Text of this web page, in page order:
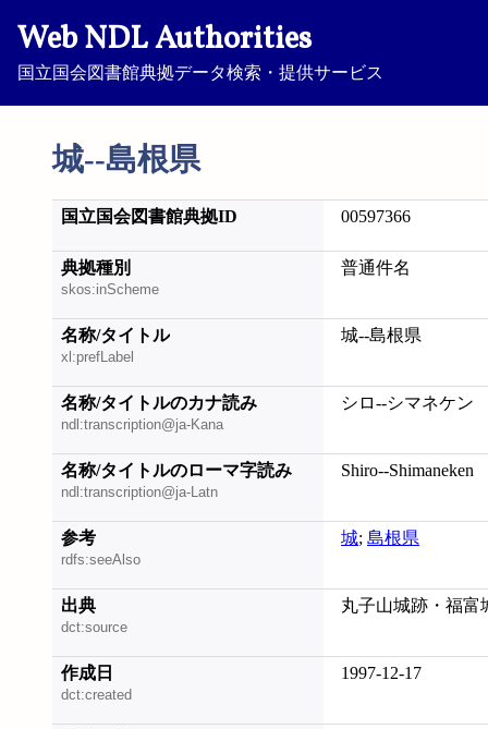
Web NDL Authorities
国立国会図書館典拠データ検索・提供サービス
城--島根県
国立国会図書館典拠ID 00597366
典拠種別
skos:inScheme
普通件名
名称/タイトル
xl:prefLabel
城--島根県
名称/タイトルのカナ読み
ndl:transcription@ja-Kana
シロ--シマネケン
名称/タイトルのローマ字読み
ndl:transcription@ja-Latn
Shiro--Shimaneken
参考
rdfs:seeAlso
城; 島根県
出典
dct:source
丸子山城跡・福富
作成日
dct:created
1997-12-17